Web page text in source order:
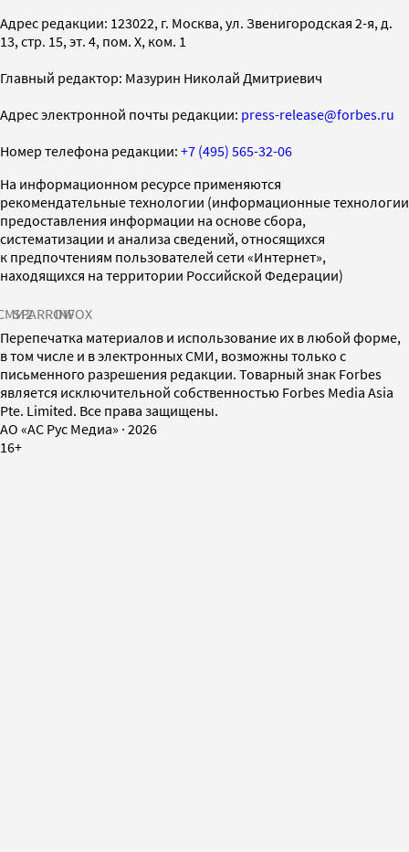
Адрес редакции: 123022, г. Москва, ул. Звенигородская 2-я, д.
13, стр. 15, эт. 4, пом. X, ком. 1
Главный редактор: Мазурин Николай Дмитриевич
Адрес электронной почты редакции: press-release@forbes.ru
Номер телефона редакции: +7 (495) 565-32-06
На информационном ресурсе применяются
рекомендательные технологии (информационные технологии
предоставления информации на основе сбора,
систематизации и анализа сведений, относящихся
к предпочтениям пользователей сети «Интернет»,
находящихся на территории Российской Федерации)
SPARROWINFOX
Перепечатка материалов и использование их в любой форме,
в том числе и в электронных СМИ, возможны только с
письменного разрешения редакции. Товарный знак Forbes
является исключительной собственностью Forbes Media Asia
Pte. Limited. Все права защищены.
AO «АС Рус Медиа» · 2026
16+